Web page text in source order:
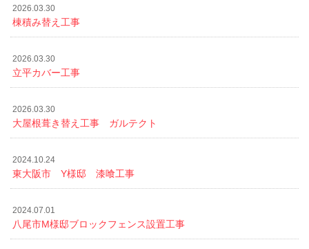
2026.03.30
棟積み替え工事
2026.03.30
立平カバー工事
2026.03.30
大屋根葺き替え工事 ガルテクト
2024.10.24
東大阪市 Y様邸 漆喰工事
2024.07.01
八尾市M様邸ブロックフェンス設置工事